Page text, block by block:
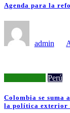
Agenda para la
admin
Perú
Colombia se suma
la política exterior